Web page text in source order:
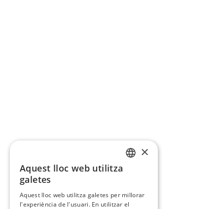
×
Aquest lloc web utilitza
galetes
Aquest lloc web utilitza galetes per millorar
l'experiència de l'usuari. En utilitzar el